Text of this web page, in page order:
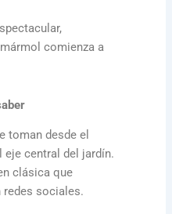
comienza a
toman desde el
eje central del jardín.
clásica que
redes sociales.